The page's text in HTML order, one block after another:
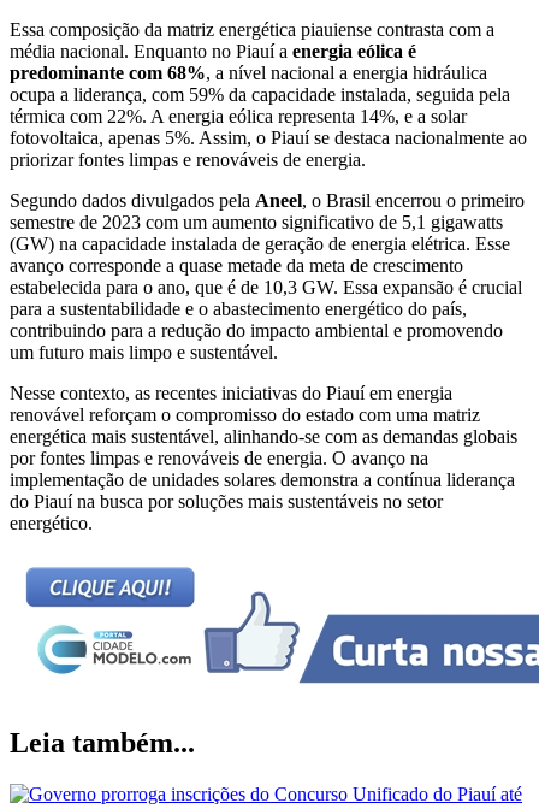
Essa composição da matriz energética piauiense contrasta com a
média nacional. Enquanto no Piauí a energia eólica é
predominante com 68%, a nível nacional a energia hidráulica
ocupa a liderança, com 59% da capacidade instalada, seguida pela
térmica com 22%. A energia eólica representa 14%, e a solar
fotovoltaica, apenas 5%. Assim, o Piauí se destaca nacionalmente ao
priorizar fontes limpas e renováveis de energia.
Segundo dados divulgados pela Aneel, o Brasil encerrou o primeiro
semestre de 2023 com um aumento significativo de 5,1 gigawatts
(GW) na capacidade instalada de geração de energia elétrica. Esse
avanço corresponde a quase metade da meta de crescimento
estabelecida para o ano, que é de 10,3 GW. Essa expansão é crucial
para a sustentabilidade e o abastecimento energético do país,
contribuindo para a redução do impacto ambiental e promovendo
um futuro mais limpo e sustentável.
Nesse contexto, as recentes iniciativas do Piauí em energia
renovável reforçam o compromisso do estado com uma matriz
energética mais sustentável, alinhando-se com as demandas globais
por fontes limpas e renováveis de energia. O avanço na
implementação de unidades solares demonstra a contínua liderança
do Piauí na busca por soluções mais sustentáveis no setor
energético.
Leia também...